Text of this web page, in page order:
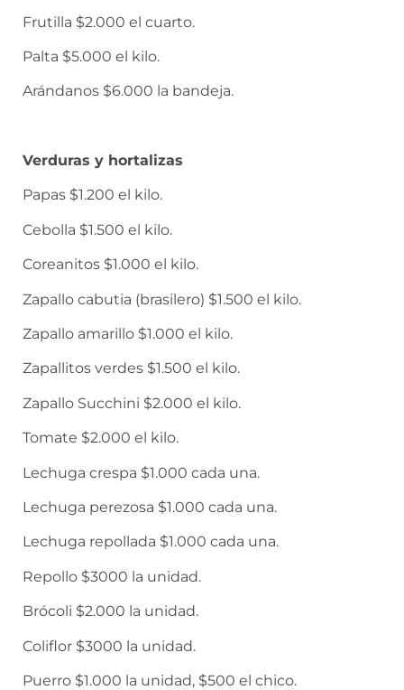
Frutilla $2.000 el cuarto.
Palta $5.000 el kilo.
Arándanos $6.000 la bandeja.
Verduras y hortalizas
Papas $1.200 el kilo.
Cebolla $1.500 el kilo.
Coreanitos $1.000 el kilo.
Zapallo cabutia (brasilero) $1.500 el kilo.
Zapallo amarillo $1.000 el kilo.
Zapallitos verdes $1.500 el kilo.
Zapallo Succhini $2.000 el kilo.
Tomate $2.000 el kilo.
Lechuga crespa $1.000 cada una.
Lechuga perezosa $1.000 cada una.
Lechuga repollada $1.000 cada una.
Repollo $3000 la unidad.
Brócoli $2.000 la unidad.
Coliflor $3000 la unidad.
Puerro $1.000 la unidad, $500 el chico.